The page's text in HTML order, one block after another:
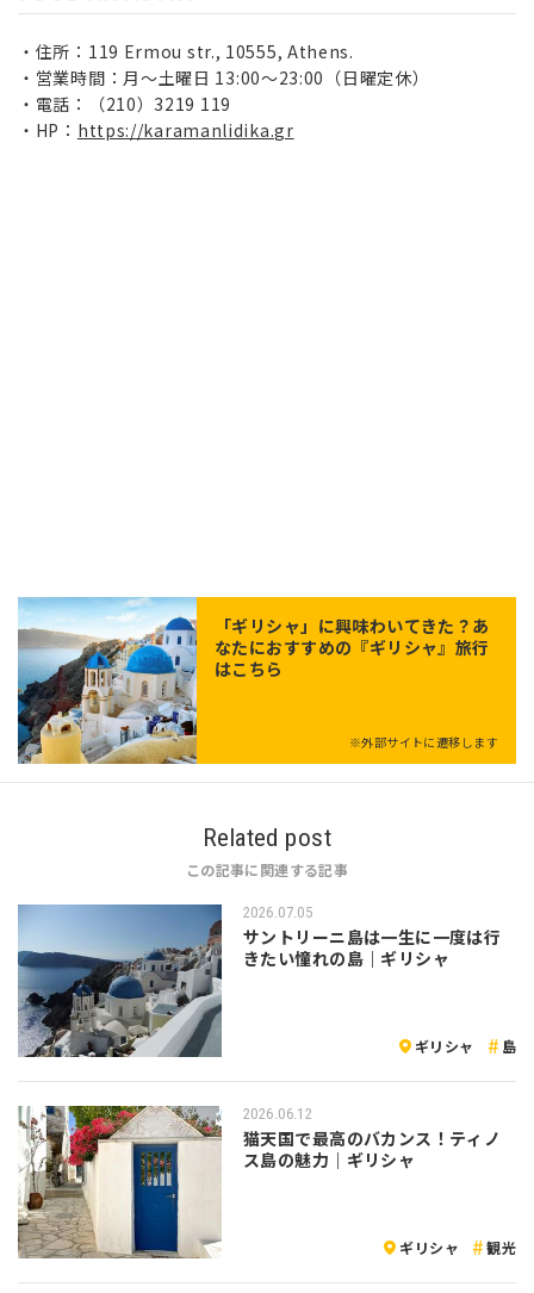
住所：119 Ermou str., 10555, Athens.
営業時間：月～土曜日 13:00～23:00（日曜定休）
電話：（210）3219 119
HP： https://karamanlidika.gr
「ギリシャ」に興味わいてきた？あ
なたにおすすめの『ギリシャ』旅行
はこちら
※外部サイトに遷移します
Related post
この記事に関連する記事
2026.07.05
サントリーニ島は一生に一度は行
きたい憧れの島｜ギリシャ
ギリシャ 島
2026.06.12
猫天国で最高のバカンス！ティノ
ス島の魅力｜ギリシャ
ギリシャ 観光